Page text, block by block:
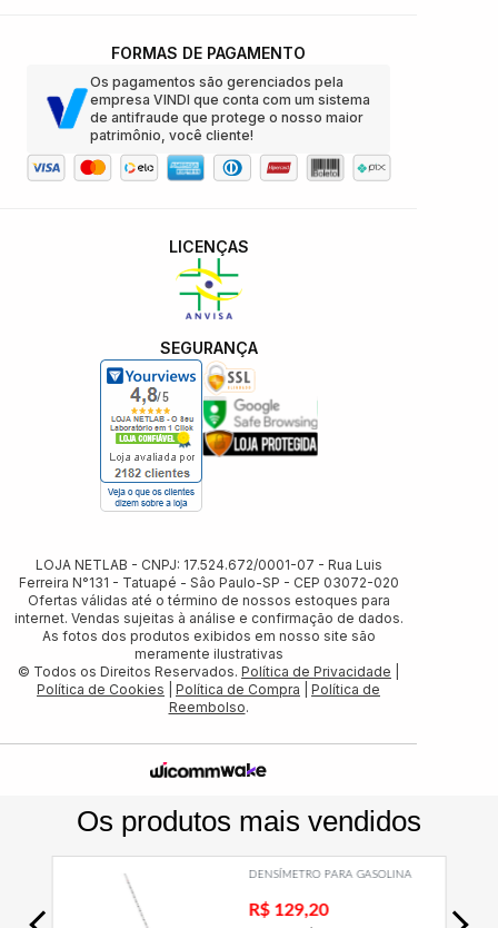
FORMAS DE PAGAMENTO
Os pagamentos são gerenciados pela
empresa VINDI que conta com um sistema
de antifraude que protege o nosso maior
patrimônio, você cliente!
SEGURANÇA
LICENÇAS
LOJA NETLAB - CNPJ: 17.524.672/0001-07 - Rua Luis
Ferreira N°131 - Tatuapé - Sâo Paulo-SP - CEP 03072-020
Ofertas válidas até o término de nossos estoques para
internet. Vendas sujeitas à análise e confirmação de dados.
As fotos dos produtos exibidos em nosso site são
meramente ilustrativas
© Todos os Direitos Reservados. Política de Privacidade
Política de Cookies
Política de Compra
Política de
Reembolso.